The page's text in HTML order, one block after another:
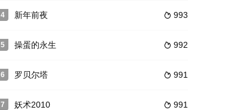
女作，邀请到意大利
里更可让大家一睹狄娜姐姐精湛演出，联同夏雨、梁天、
尚书之子王天豹，浑名王老虎，趁灯会之际抢劫妇女。周文宾
债不得已参加洋务派领袖--奕丰王爷举行的比武大会，意欲夺取
4  993
新年前夜
5  992
操蛋的永生
6  991
罗贝尔塔
7  991
妖术2010